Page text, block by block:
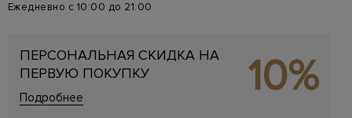
Ежедневно с 10:00 до 21:00
ПЕРСОНАЛЬНАЯ СКИДКА НА
ПЕРВУЮ ПОКУПКУ
Подробнее 10%